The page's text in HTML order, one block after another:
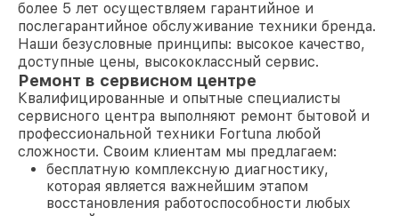
более 5 лет осуществляем гарантийное и
послегарантийное обслуживание техники бренда.
Наши безусловные принципы: высокое качество,
доступные цены, высококлассный сервис.
Ремонт в сервисном центре
Квалифицированные и опытные специалисты
сервисного центра выполняют ремонт бытовой и
профессиональной техники Fortuna любой
сложности. Своим клиентам мы предлагаем:
бесплатную комплексную диагностику,
которая является важнейшим этапом
восстановления работоспособности любых